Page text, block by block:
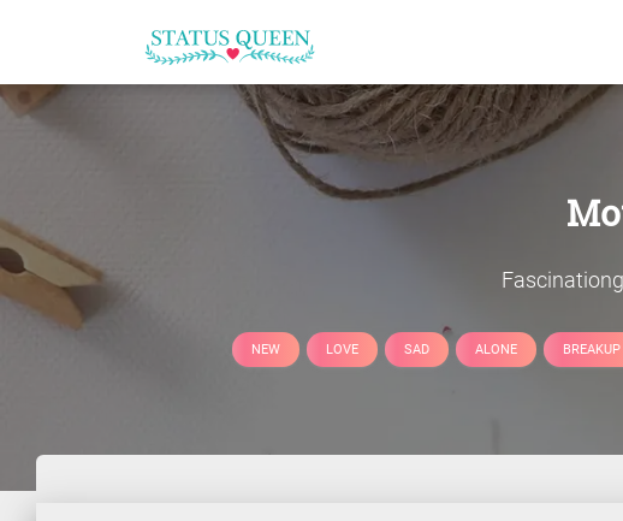
NEW LOVE SAD ALONE BREAKUP